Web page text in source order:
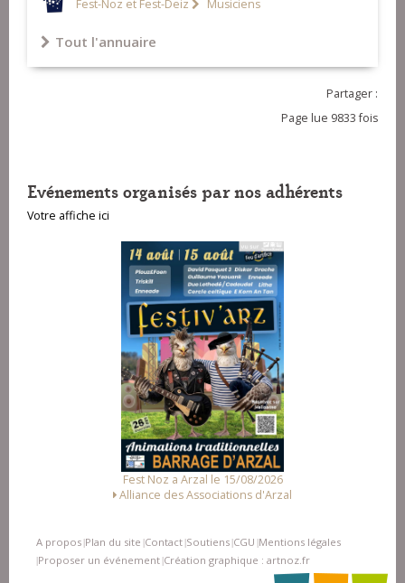
Fest-Noz et Fest-Deiz Musiciens
Tout l'annuaire
Partager :
Page lue 9833 fois
Evénements organisés par nos adhérents
Votre affiche ici
Fest Noz a Arzal le 15/08/2026
Alliance des Associations d'Arzal
A propos |Plan du site |Contact |Soutiens |CGU |Mentions légales
|Proposer un événement |Création graphique : artnoz.fr